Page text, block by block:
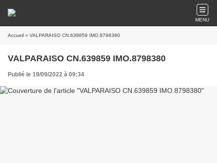
MENU
Accueil » VALPARAISO CN.639859 IMO.8798380
VALPARAISO CN.639859 IMO.8798380
Publié le 19/09/2022 à 09:34